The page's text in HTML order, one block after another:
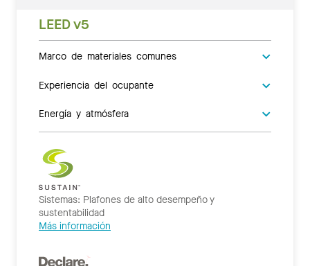
LEED v5
Marco de materiales comunes
Experiencia del ocupante
Energía y atmósfera
Sistemas: Plafones de alto desempeño y
sustentabilidad
Más información